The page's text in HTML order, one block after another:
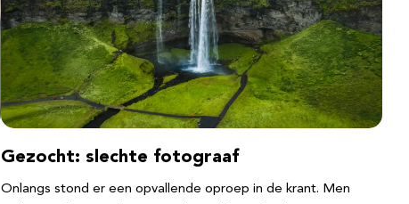
Gezocht: slechte fotograaf
Onlangs stond er een opvallende oproep in de krant. Men